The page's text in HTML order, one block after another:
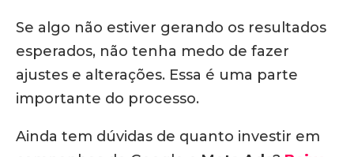
Se algo não estiver gerando os resultados
esperados, não tenha medo de fazer
ajustes e alterações. Essa é uma parte
importante do processo.
Ainda tem dúvidas de quanto investir em